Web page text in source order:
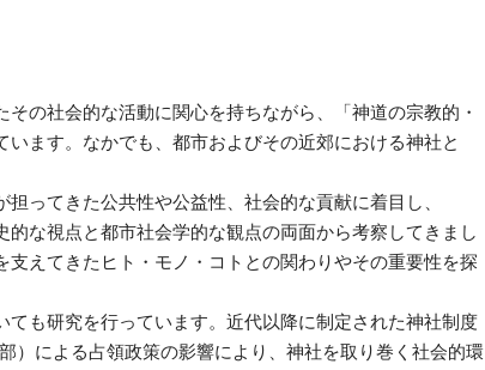
の社会的な活動に関心を持ちながら、「神道の宗教的・
ます。なかでも、都市およびその近郊における神社と
ってきた公共性や公益性、社会的な貢献に着目し、
的な視点と都市社会学的な観点の両面から考察してきまし
えてきたヒト・モノ・コトとの関わりやその重要性を探
も研究を行っています。近代以降に制定された神社制度
）による占領政策の影響により、神社を取り巻く社会的環